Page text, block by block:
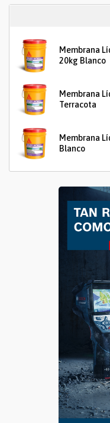
Membrana
20kg Blanco
Membrana
Terracota
Membrana
Blanco